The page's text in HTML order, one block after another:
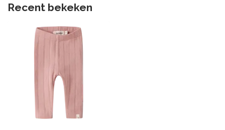
Recent bekeken